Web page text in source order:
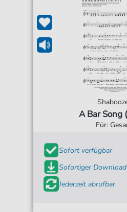
A Bar Song
Für:
Sofort verfügbar
Sofortiger Download
Jederzeit abrufbar